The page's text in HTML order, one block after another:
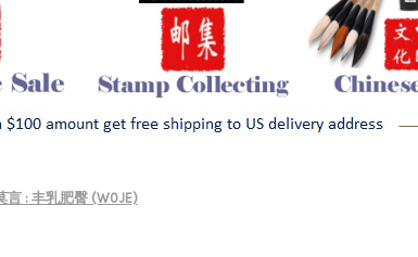
言 : 丰乳肥臀 (W0JE)